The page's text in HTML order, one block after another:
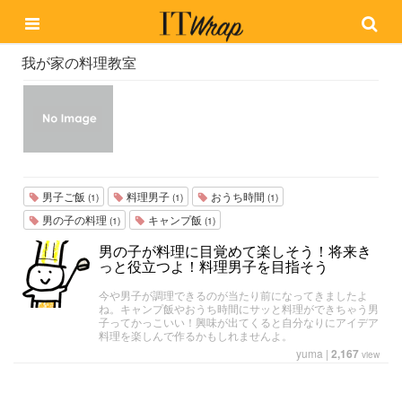
我が家の料理教室
男子ご飯 (1) 料理男子 (1) おうち時間 (1)
男の子の料理 (1) キャンプ飯 (1)
男の子が料理に目覚めて楽しそう！将来き
っと役立つよ！料理男子を目指そう
今や男子が調理できるのが当たり前になってきましたよ
ね。キャンプ飯やおうち時間にサッと料理ができちゃう男
子ってかっこいい！興味が出てくると自分なりにアイデア
料理を楽しんで作るかもしれませんよ。
yuma | 2,167 view